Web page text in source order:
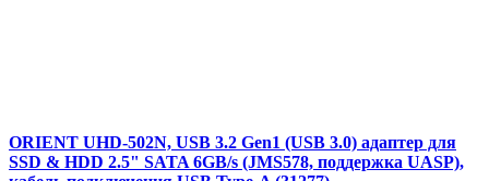
ORIENT UHD-502N, USB 3.2 Gen1 (USB 3.0) адаптер для
SSD & HDD 2.5" SATA 6GB/s (JMS578, поддержка UASP),